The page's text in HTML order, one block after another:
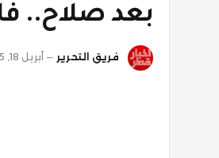
بعد صلاح..
فريق التحرير أبريل 18, 2025